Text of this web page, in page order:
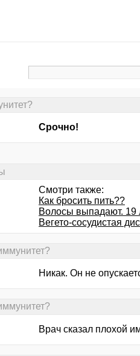
Срочно!
Смотри также:
Как бросить пить??
Волосы выпадают. 19
Вегето-сосудистая
Никак. Он не
Врач сказал плохой